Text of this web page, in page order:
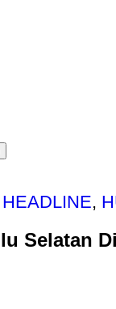
HEADLINE,
Selatan